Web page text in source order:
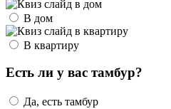
В дом
В квартиру
Есть ли у вас тамбур?
Да, есть тамбур